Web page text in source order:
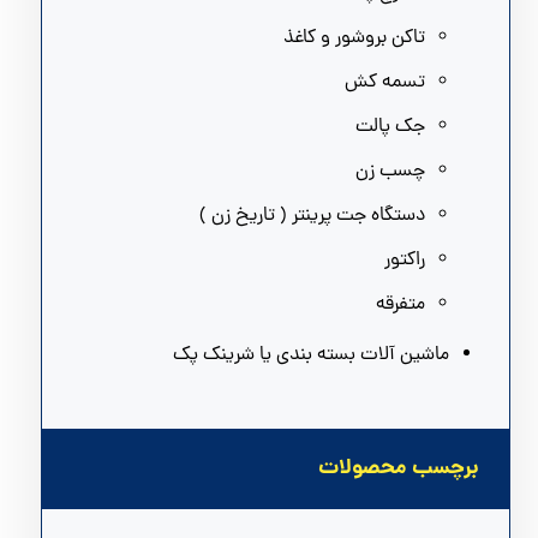
تاکن بروشور و کاغذ
تسمه کش
جک پالت
چسب زن
دستگاه جت پرینتر ( تاریخ زن )
راکتور
متفرقه
ماشین آلات بسته بندی یا شرینک پک
برچسب محصولات